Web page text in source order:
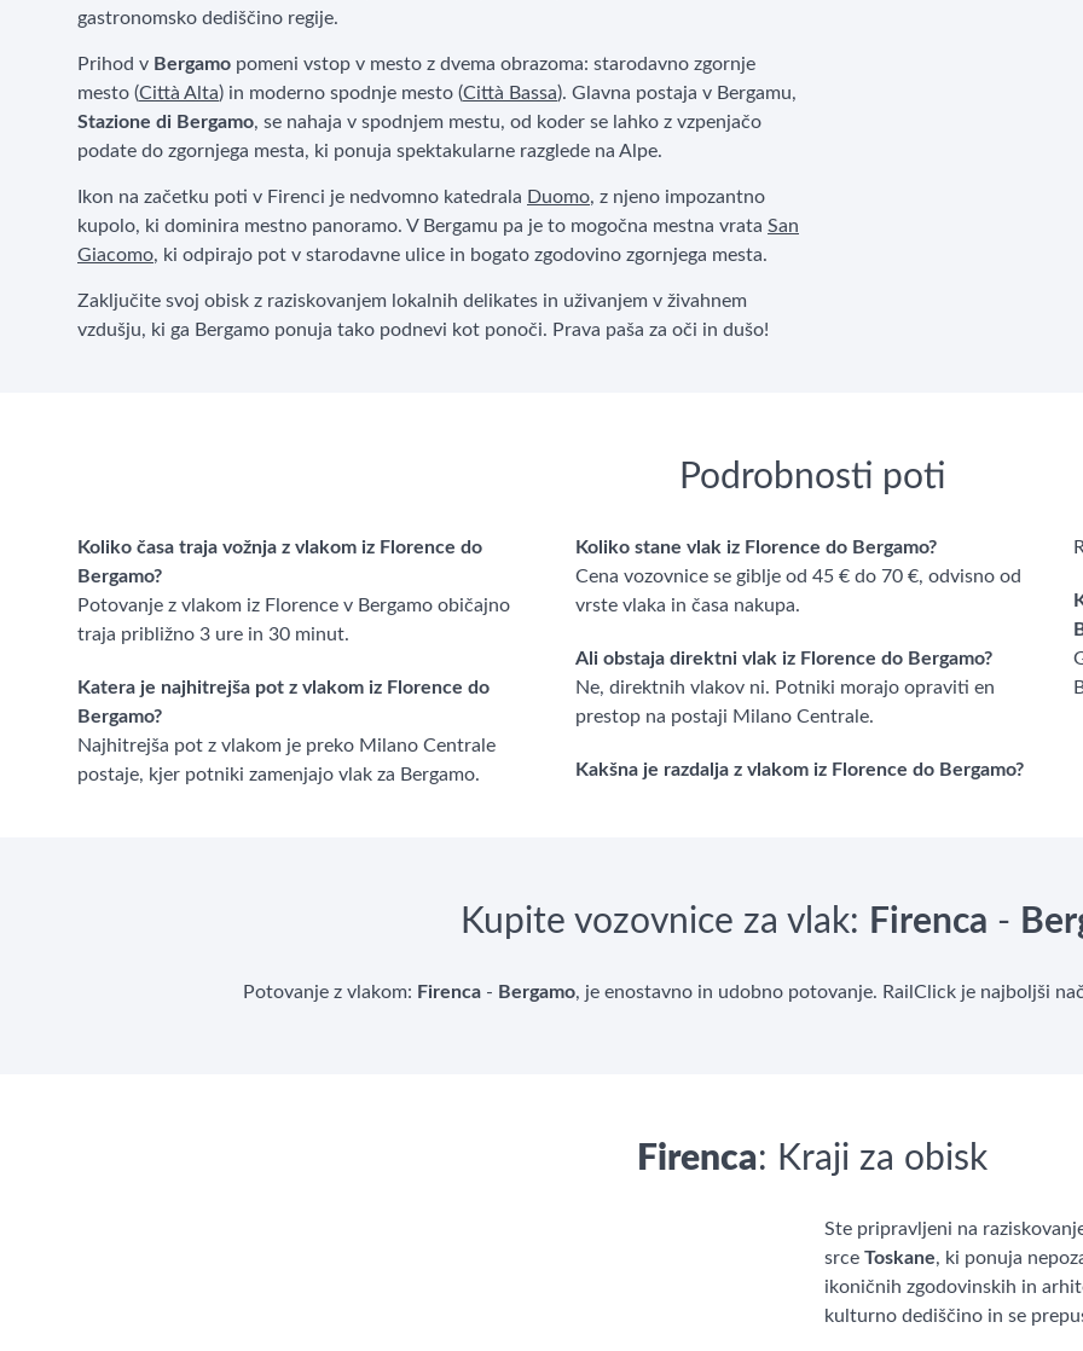
gastronomsko dediščino regije.
Prihod v Bergamo pomeni vstop v mesto z dvema obrazoma: starodavno zgornje
mesto (Città Alta) in moderno spodnje mesto (Città Bassa). Glavna postaja v Bergamu,
Stazione di Bergamo, se nahaja v spodnjem mestu, od koder se lahko z vzpenjačo
podate do zgornjega mesta, ki ponuja spektakularne razglede na Alpe.
Ikon na začetku poti v Firenci je nedvomno katedrala Duomo, z njeno impozantno
kupolo, ki dominira mestno panoramo. V Bergamu pa je to mogočna mestna vrata San
Giacomo, ki odpirajo pot v starodavne ulice in bogato zgodovino zgornjega mesta.
Zaključite svoj obisk z raziskovanjem lokalnih delikates in uživanjem v živahnem
vzdušju, ki ga Bergamo ponuja tako podnevi kot ponoči. Prava paša za oči in dušo!
Podrobnosti poti
Koliko časa traja vožnja z vlakom iz Florence do
Bergamo?
Potovanje z vlakom iz Florence v Bergamo običajno
traja približno 3 ure in 30 minut.
Katera je najhitrejša pot z vlakom iz Florence do
Bergamo?
Najhitrejša pot z vlakom je preko Milano Centrale
postaje, kjer potniki zamenjajo vlak za Bergamo.
Koliko stane vlak iz Florence do Bergamo?
Cena vozovnice se giblje od 45 € do 70 €, odvisno od
vrste vlaka in časa nakupa.
Ali obstaja direktni vlak iz Florence do Bergamo?
Ne, direktnih vlakov ni. Potniki morajo opraviti en
prestop na postaji Milano Centrale.
Kakšna je razdalja z vlakom iz Florence do Bergamo?
Kupite vozovnice za vlak: Firenca -
Potovanje z vlakom: Firenca- Bergamo, je enostavno in udobno potovanje. RailClick je najboljši
Firenca: Kraji za obisk
Ste pripravljeni na
srce Toskane, ki ponuja
ikoničnih zgodovinskih in
kulturno dediščino in se